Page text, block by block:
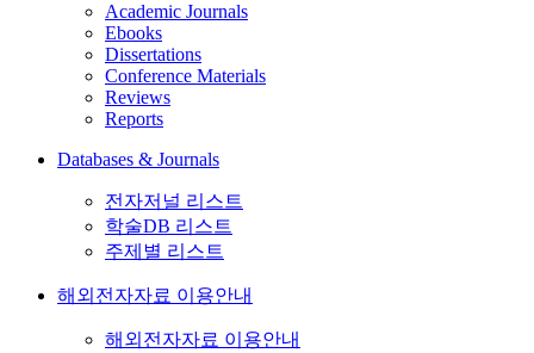
Academic Journals
Ebooks
Dissertations
Conference Materials
Reviews
Reports
Databases & Journals
전자저널 리스트
학술DB 리스트
주제별 리스트
해외전자자료 이용안내
해외전자자료 이용안내